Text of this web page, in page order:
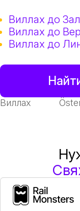
Виллах до
Виллах до
Виллах до
Виллах